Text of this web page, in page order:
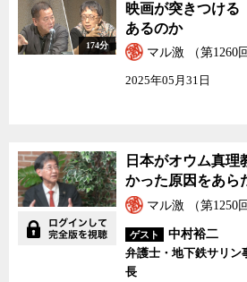
それにしてもなぜオウムがそこまで先鋭
を超える人々が、ハルマゲドンだポアだ
思えないような理屈を謳った教義に引き
た。オウムは決して社会から隔絶された
しかし、地下鉄サリン事件とその2日後
県上九一色村のオウム施設への一斉捜査
るオウムへの激しいバッシングが始まっ
成されたオウムに対する激しい嫌悪感や
それが若者を惹きつける原因などを宗教
とを許さなかった。現に島田氏も、宗教
オウム現象を真面目に解説したために、
174分
映画が突きつける
あるのか
マル激 （第1260
2025年05月31日
日本がオウム真理
かった原因をあら
マル激 （第1250
ゲスト
中村裕二
弁護士・地下鉄サリン
長